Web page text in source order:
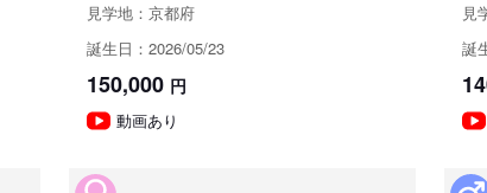
以下に当てはまる場合、獣医師発行の診断書・当該の
致します。
ただし、当該子犬代金を補償限度額とし、いかなる場
た、子犬以外の保証は致しません。（例：診断書作成
●子犬お引渡し日より1ヶ月以内に死亡した場合
見学地：京都府
誕生日：2026/05/23
150,000 円
動画あり
見
誕